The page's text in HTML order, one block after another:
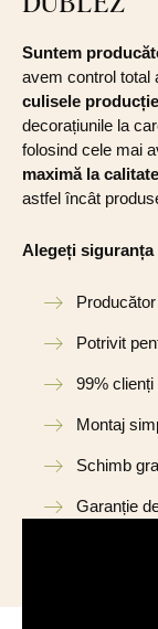
Suntem
avem control total
culisele
decorațiunile la
folosind cele mai
maximă la
astfel încât
Alegeți
Potrivit
99%
Montaj
Schimb
Garanție